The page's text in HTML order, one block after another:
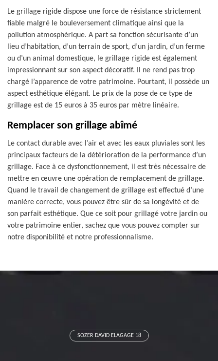
Le grillage rigide dispose une force de résistance strictement
fiable malgré le bouleversement climatique ainsi que la
pollution atmosphérique. A part sa fonction sécurisante d’un
lieu d’habitation, d’un terrain de sport, d’un jardin, d’un ferme
ou d’un animal domestique, le grillage rigide est également
impressionnant sur son aspect décoratif. Il ne rend pas trop
chargé l’apparence de votre patrimoine. Pourtant, il possède un
aspect esthétique élégant. Le prix de la pose de ce type de
grillage est de 15 euros à 35 euros par mètre linéaire.
Remplacer son grillage abîmé
Le contact durable avec l’air et avec les eaux pluviales sont les
principaux facteurs de la détérioration de la performance d’un
grillage. Face à ce dysfonctionnement, il est très nécessaire de
mettre en œuvre une opération de remplacement de grillage.
Quand le travail de changement de grillage est effectué d’une
manière correcte, vous pouvez être sûr de sa longévité et de
son parfait esthétique. Que ce soit pour grillagé votre jardin ou
votre patrimoine entier, sachez que vous pouvez compter sur
notre disponibilité et notre professionnalisme.
SOZER DAVID ELAGAGE 18